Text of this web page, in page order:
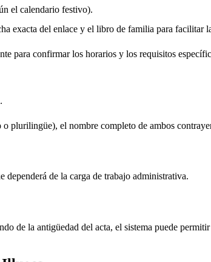
el calendario festivo).
exacta del enlace y el libro de familia para facilitar
para confirmar los horarios y los requisitos
plurilingüe), el nombre completo de ambos
de la carga de trabajo administrativa.
de la antigüedad del acta, el sistema puede